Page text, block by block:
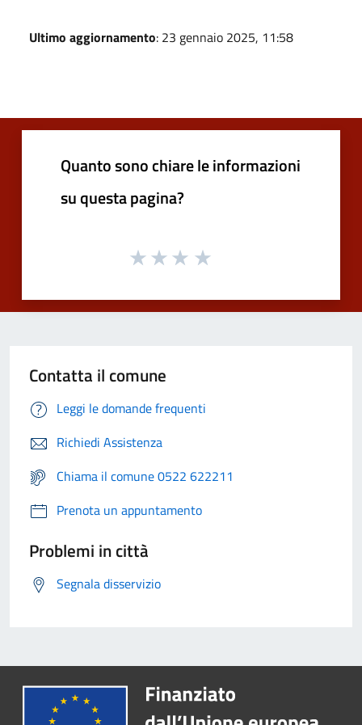
Ultimo aggiornamento: 23 gennaio 2025, 11:58
Quanto sono chiare le informazioni
su questa pagina?
Contatta il comune
Leggi le domande frequenti
Richiedi Assistenza
Chiama il comune 0522 622211
Prenota un appuntamento
Problemi in città
Segnala disservizio